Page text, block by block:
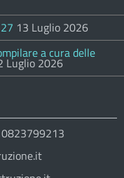
13 Luglio 2026
a cura delle
Luglio 2026
0823799213